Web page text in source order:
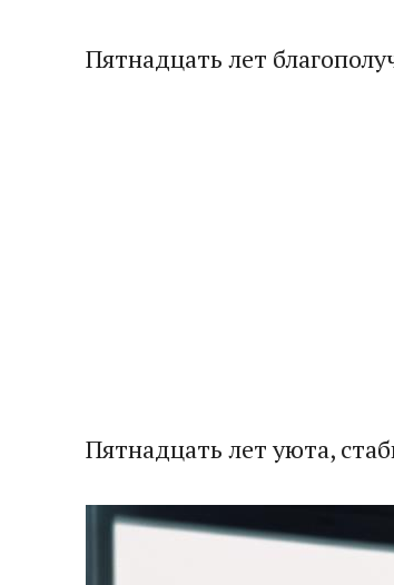
Пятнадцать лет
Пятнадцать лет уюта,